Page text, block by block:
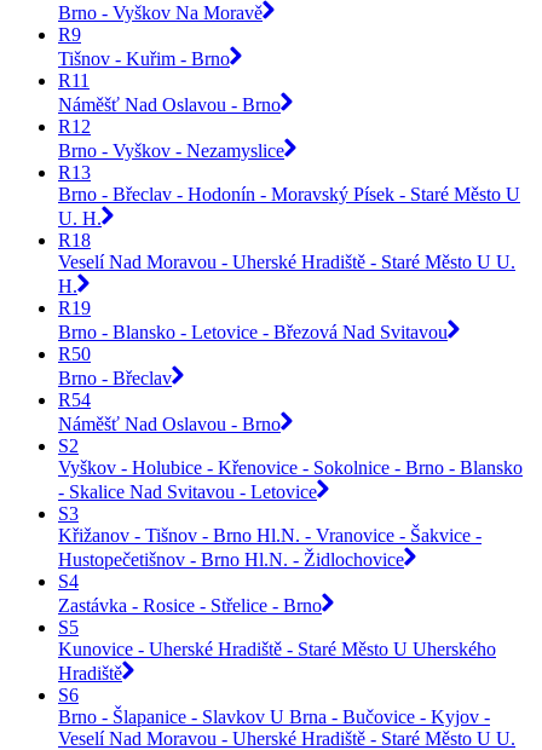
Brno - Vyškov Na Moravě
R9
Tišnov - Kuřim - Brno
R11
Náměšť Nad Oslavou - Brno
R12
Brno - Vyškov - Nezamyslice
R13
Brno - Břeclav - Hodonín - Moravský Písek - Staré Město U
U. H.
R18
Veselí Nad Moravou - Uherské Hradiště - Staré Město U U.
H.
R19
Brno - Blansko - Letovice - Březová Nad Svitavou
R50
Brno - Břeclav
R54
Náměšť Nad Oslavou - Brno
S2
Vyškov - Holubice - Křenovice - Sokolnice - Brno - Blansko
- Skalice Nad Svitavou - Letovice
S3
Křižanov - Tišnov - Brno Hl.N. - Vranovice - Šakvice -
Hustopečetišnov - Brno Hl.N. - Židlochovice
S4
Zastávka - Rosice - Střelice - Brno
S5
Kunovice - Uherské Hradiště - Staré Město U Uherského
Hradiště
S6
Brno - Šlapanice - Slavkov U Brna - Bučovice - Kyjov -
Veselí Nad Moravou - Uherské Hradiště - Staré Město U U.